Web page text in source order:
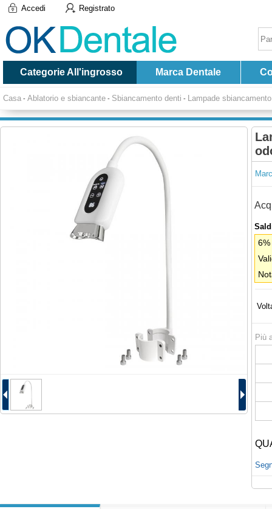
Accedi Registrato
Categorie All'ingrosso Marca Dentale
Casa - Ablatorio e sbiancante - Sbiancamento denti - Lampade
Più